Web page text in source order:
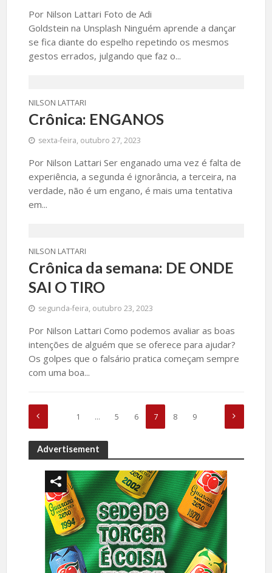
Por Nilson Lattari Foto de Adi
Goldstein na Unsplash Ninguém aprende a dançar
se fica diante do espelho repetindo os mesmos
gestos errados, julgando que faz o...
NILSON LATTARI
Crônica: ENGANOS
sexta-feira, outubro 27, 2023
Por Nilson Lattari Ser enganado uma vez é falta de
experiência, a segunda é ignorância, a terceira, na
verdade, não é um engano, é mais uma tentativa
em...
NILSON LATTARI
Crônica da semana: DE ONDE
SAI O TIRO
segunda-feira, outubro 23, 2023
Por Nilson Lattari Como podemos avaliar as boas
intenções de alguém que se oferece para ajudar?
Os golpes que o falsário pratica começam sempre
com uma boa...
1 … 5 6 7 8 9
Advertisement